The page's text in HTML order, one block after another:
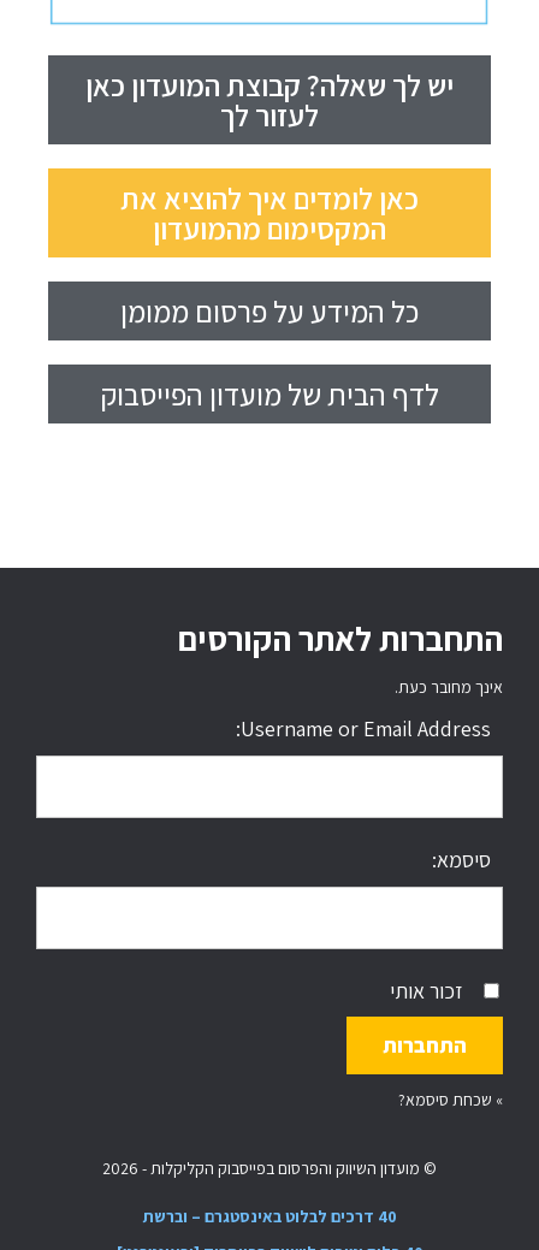
יש לך שאלה? קבוצת המועדון כאן
לעזור לך
כאן לומדים איך להוציא את
המקסימום מהמועדון
כל המידע על פרסום ממומן
לדף הבית של מועדון הפייסבוק
התחברות לאתר הקורסים
אינך מחובר כעת.
Username or Email Address:
סיסמא:
זכור אותי
» שכחת סיסמא?
© מועדון השיווק והפרסום בפייסבוק הקליקלות - 2026
40 דרכים לבלוט באינסטגרם – וברשת